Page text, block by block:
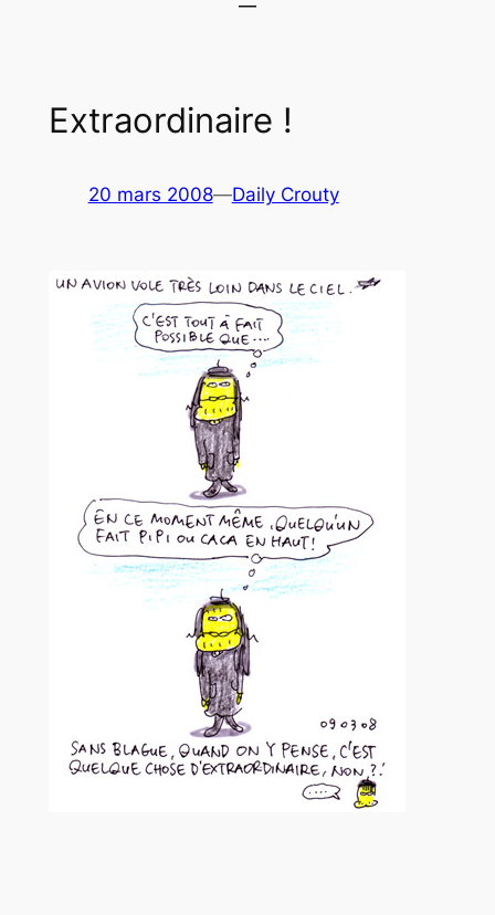
Extraordinaire !
20 mars 2008—Daily Crouty